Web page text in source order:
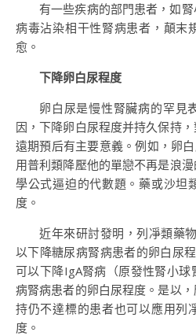
有一些疾病的部門患者，如
病毒沾染相干性腎病患者，顛末
愈。
下降卵白尿程度
卵白尿是慢性腎臟病的罕見
因，下降卵白尿程度并持久保持
遠期預后有主要意義。例如，卵
用普利類降壓他的單戀不再是浪
學公式逼迫的代數題。藥或沙坦
度。
近年來研討發明，列凈類藥
以下降糖尿病腎病患者的卵白尿程
可以下降IgA腎病（原發性腎小
病腎病患者的卵白尿程度。是以
持仍不達標的患者也可以應用列
度。